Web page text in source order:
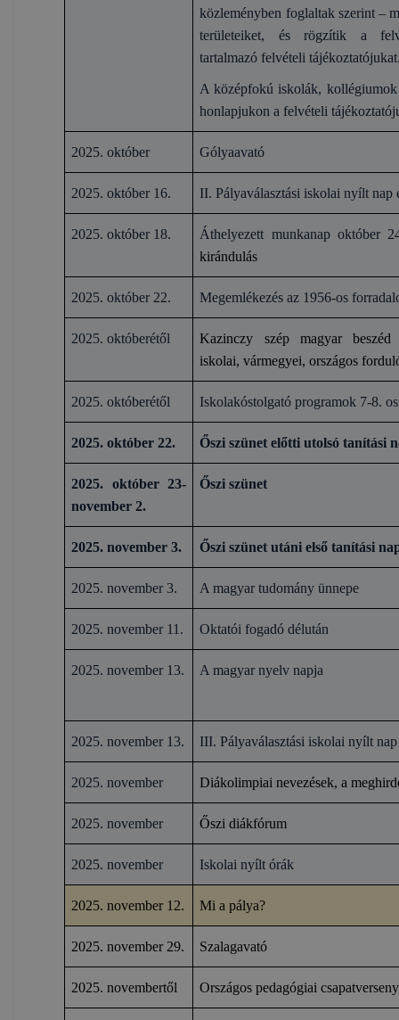
közleményben foglaltak szerint –
területeiket, és rögzítik a
tartalmazó felvételi
A középfokú iskolák, kollégiumok
honlapjukon a felvételi
2025. október Gólyaavató
2025. október 16. II. Pályaválasztási iskolai nyílt nap
2025. október 18.
Áthelyezett munkanap október
kirándulás
2025. október 22. Megemlékezés az 1956-os
2025. októberétől
Kazinczy szép magyar beszéd
iskolai, vármegyei, országos
2025. októberétől Iskolakóstolgató programok 7-8.
2025. október 22. Őszi szünet előtti utolsó tanítási
2025. október 23-
november 2.
Őszi szünet
2025. november 3. Őszi szünet utáni első tanítási
2025. november 3. A magyar tudomány ünnepe
2025. november 11. Oktatói fogadó délután
2025. november 13. A magyar nyelv napja
2025. november 13. III. Pályaválasztási iskolai nyílt nap
2025. november Diákolimpiai nevezések, a
2025. november Őszi diákfórum
2025. november Iskolai nyílt órák
2025. november 12. Mi a pálya?
2025. november 29. Szalagavató
2025. novembertől Országos pedagógiai csapatverseny